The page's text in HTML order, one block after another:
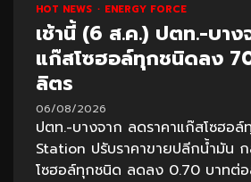
HOT NEWS ENERGY FORCE
เช้านี้ (6 ส.ค.) ปตท.-บาง
แก๊สโซฮอล์ทุกชนิดลง
ลิตร
06/08/2026
ปตท.-บางจาก ลดราคาแก๊สโซฮอ
Station ปรับราคาขายปลีกน้ำมัน ก
โซฮอล์ทุกชนิด ลดลง 0.70 บาทต่อ